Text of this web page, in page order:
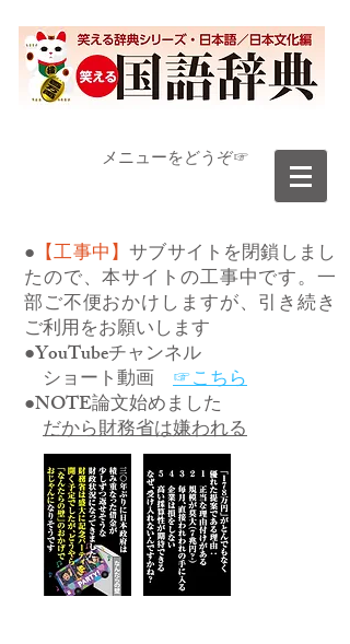
​メニューをどうぞ☞
● 【工事中】サブサイトを閉鎖しまし
たので、本サイトの工事中です。一
部ご不便おかけしますが、引き続き
ご利用をお願いします
●YouTubeチャンネル
ショート動画 ☞こちら
●NOTE論文始めました
だから財務省は嫌われる